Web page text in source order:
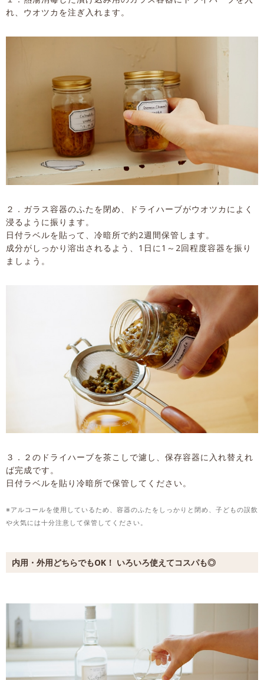
れ、ウオツカを注ぎ入れます。
２．ガラス容器のふたを閉め、ドライハーブがウオツカによく
浸るように振ります。
日付ラベルを貼って、冷暗所で約2週間保管します。
成分がしっかり溶出されるよう、1日に1～2回程度容器を振り
ましょう。
３．２のドライハーブを茶こしで濾し、保存容器に入れ替えれ
ば完成です。
日付ラベルを貼り冷暗所で保管してください。
※アルコールを使用しているため、容器のふたをしっかりと閉め、子どもの誤飲
や火気には十分注意して保管してください。
内用・外用どちらでもOK！ いろいろ使えてコスパも◎